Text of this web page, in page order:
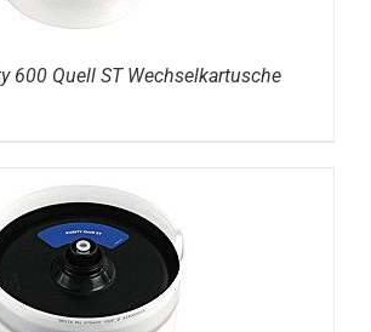
600 Quell ST Wechselkartusche